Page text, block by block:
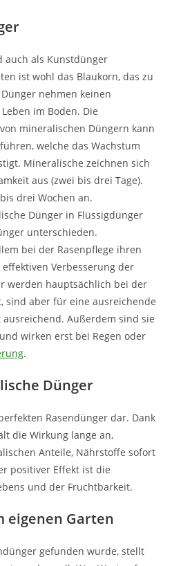
auch als Kunstdünger
ist wohl das Blaukorn, das zu
nehmen keinen
im Boden. Die
mineralischen Düngern kann
welche das Wachstum
Mineralische zeichnen sich
aus (zwei bis drei Tage).
drei Wochen an.
Dünger in Flüssigdünger
unterschieden.
bei der Rasenpflege ihren
Verbesserung der
werden hauptsächlich bei der
sind aber für eine ausreichende
Außerdem sind sie
wirken erst bei Regen oder
.
Dünger
Rasendünger dar. Dank
die Wirkung lange an,
Anteile, Nährstoffe sofort
positiver Effekt ist die
und der Fruchtbarkeit.
eigenen Garten
gefunden wurde, stellt